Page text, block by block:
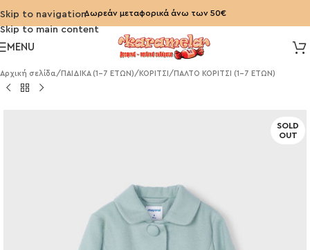
Skip to navigation
Skip to main content
Δωρεάν μεταφορικά άνω των 50€
MENU
Αρχική σελίδα/ ΠΑΙΔΙΚΑ (1-7 ΕΤΩΝ)/ ΚΟΡΙΤΣΙ / ΠΑΛΤΟ ΚΟΡΙΤΣΙ (1-7 ΕΤΩΝ)
SOLD
OUT